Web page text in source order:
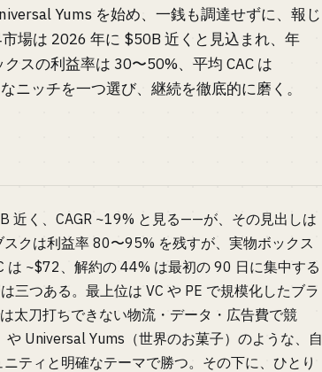
Yums を始め、一銭も調達せずに、報じ
場は 2026 年に $50B 近くと見込まれ、年
スの利益率は 30〜50%、平均 CAC は
ッチを一つ選び、継続を徹底的に磨く。
く、CAGR ~19% と見る——が、その見出しは
クは利益率 80〜95% を残すが、実物ボックス
~$72、解約の 44% は最初の 90 日に集中する
三つある。最上位は VC や PE で規模化したブラ
刀打ちできない物流・データ・広告費で競
Universal Yums（世界のお菓子）のような、自
ティと明確なテーマで勝つ。その下に、ひとり